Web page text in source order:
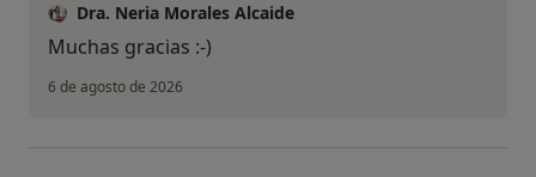
Dra. Neria Morales Alcaide
Muchas gracias :-)
6 de agosto de 2026